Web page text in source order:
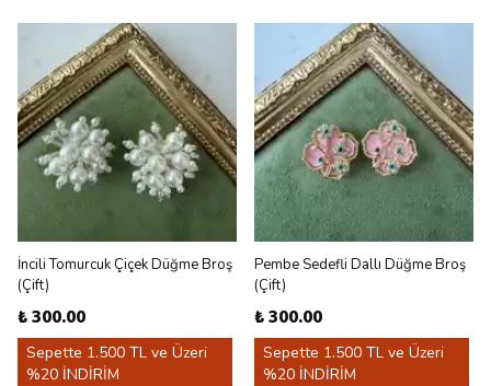
İncili Tomurcuk Çiçek Düğme Broş
(Çift)
₺ 300.00
Sepette 1.500 TL ve Üzeri
%20 İNDİRİM
Pembe Sedefli Dallı Düğme Broş
(Çift)
₺ 300.00
Sepette 1.500 TL ve Üzeri
%20 İNDİRİM